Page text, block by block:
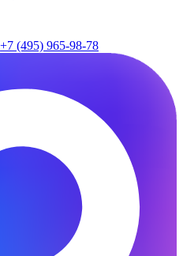
+7 (495) 965-98-78